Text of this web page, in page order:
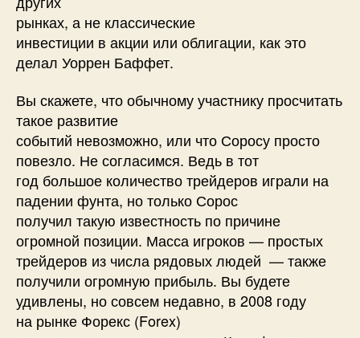
рынках, а не классические
инвестиции в акции или облигации, как это
делал Уоррен Баффет.
Вы скажете, что обычному участнику просчитать
такое развитие
событий невозможно, или что Соросу просто
повезло. Не согласимся. Ведь в тот
год большое количество трейдеров играли на
падении фунта, но только Сорос
получил такую известность по причине
огромной позиции. Масса игроков — простых
трейдеров из числа рядовых людей — также
получили огромную прибыль. Вы будете
удивлены, но совсем недавно, в 2008 году
на рынке Форекс (Forex)